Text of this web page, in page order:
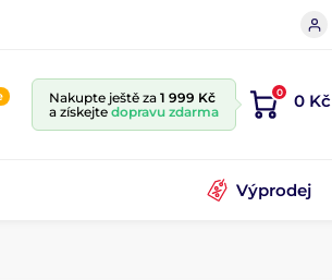
Nakupte ještě za 1 999 Kč
a získejte dopravu zdarma
0 0 Kč
Výprodej